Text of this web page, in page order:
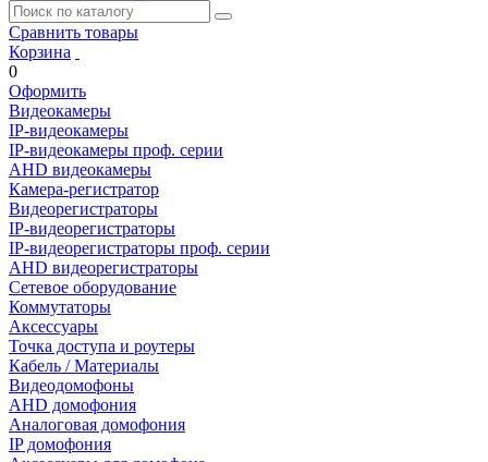
Сравнить товары
Корзина
0
Оформить
Видеокамеры
IP-видеокамеры
IP-видеокамеры проф. серии
AHD видеокамеры
Камера-регистратор
Видеорегистраторы
IP-видеорегистраторы
IP-видеорегистраторы проф. серии
AHD видеорегистраторы
Сетевое оборудование
Коммутаторы
Аксессуары
Точка доступа и роутеры
Кабель / Материалы
Видеодомофоны
AHD домофония
Аналоговая домофония
IP домофония